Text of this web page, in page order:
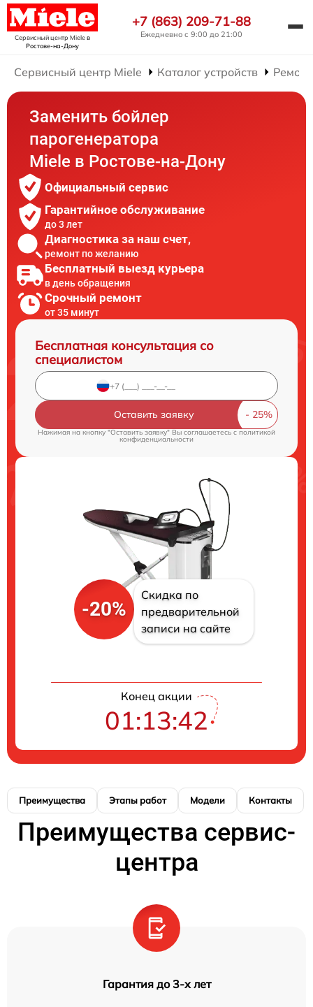
Сервисный центр Mieleв
Ростове-на-Дону
+7 (863) 209-71-88
Ежедневно с 9:00 до 21:00
Сервисный центр Miele Каталог устройств
Заменить бойлер
парогенератора
Miele в Ростове-на-Дону
Официальный сервис
Гарантийное обслуживание
до 3 лет
Диагностика за наш счет,
ремонт по желанию
Бесплатный выезд курьера
в день обращения
Срочный ремонт
от 35 минут
Бесплатная консультация со
специалистом
Оставить заявку
Нажимая на кнопку "Оставить заявку" Вы соглашаетесь cполитикой
конфиденциальности
-20%
Скидка по
предварительной
записи на сайте
Конец акции
01:13:42
Преимущества Этапы работ Модели Контакты
Преимущества сервис-
центра
Гарантия до 3-х лет